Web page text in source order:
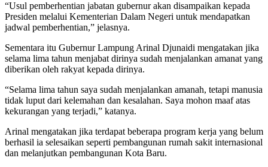
“Usul pemberhentian jabatan gubernur akan disampaikan kepada
Presiden melalui Kementerian Dalam Negeri untuk mendapatkan
jadwal pemberhentian,” jelasnya.
Sementara itu Gubernur Lampung Arinal Djunaidi mengatakan jika
selama lima tahun menjabat dirinya sudah menjalankan amanat yang
diberikan oleh rakyat kepada dirinya.
“Selama lima tahun saya sudah menjalankan amanah, tetapi manusia
tidak luput dari kelemahan dan kesalahan. Saya mohon maaf atas
kekurangan yang terjadi,” katanya.
Arinal mengatakan jika terdapat beberapa program kerja yang belum
berhasil ia selesaikan seperti pembangunan rumah sakit internasional
dan melanjutkan pembangunan Kota Baru.